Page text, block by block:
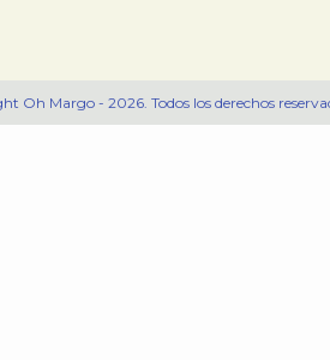
Oh Margo - 2026. Todos los derechos